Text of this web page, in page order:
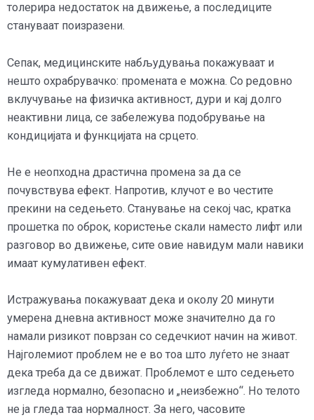
толерира недостаток на движење, а последиците
стануваат поизразени.
Сепак, медицинските набљудувања покажуваат и
нешто охрабрувачко: промената е можна. Со редовно
вклучување на физичка активност, дури и кај долго
неактивни лица, се забележува подобрување на
кондицијата и функцијата на срцето.
Не е неопходна драстична промена за да се
почувствува ефект. Напротив, клучот е во честите
прекини на седењето. Станување на секој час, кратка
прошетка по оброк, користење скали наместо лифт или
разговор во движење, сите овие навидум мали навики
имаат кумулативен ефект.
Истражувања покажуваат дека и околу 20 минути
умерена дневна активност може значително да го
намали ризикот поврзан со седечкиот начин на живот.
Најголемиот проблем не е во тоа што луѓето не знаат
дека треба да се движат. Проблемот е што седењето
изгледа нормално, безопасно и „неизбежно“. Но телото
не ја гледа таа нормалност. За него, часовите